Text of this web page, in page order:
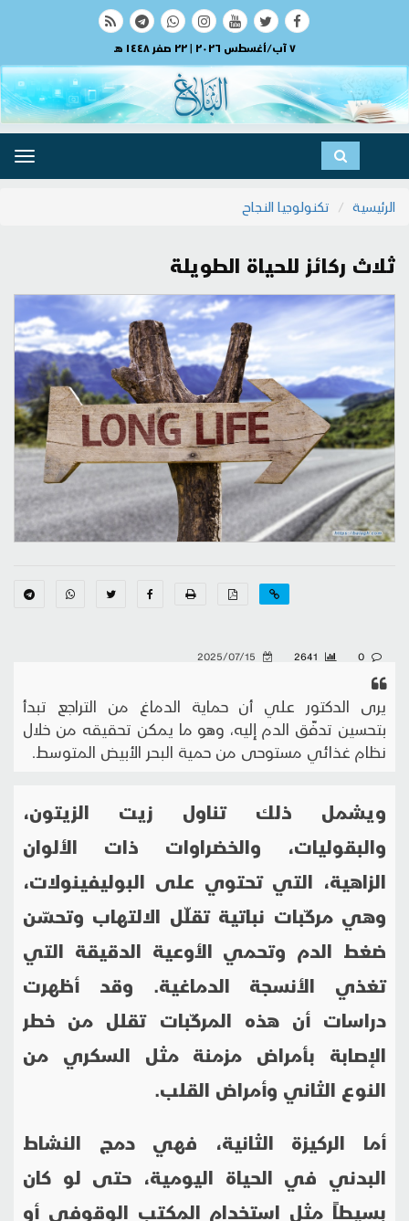
٧ آب/أغسطس ٢٠٢٦ | ٢٢ صفر ١٤٤٨ هـ
الرئيسية
تكنولوجيا النجاح
ثلاث ركائز للحياة الطويلة
يرى الدكتور علي أن حماية الدماغ من التراجع تبدأ
بتحسين تدفّق الدم إليه، وهو ما يمكن تحقيقه من خلال
نظام غذائي مستوحى من حمية البحر الأبيض المتوسط.
ويشمل ذلك تناول زيت الزيتون،
والبقوليات، والخضراوات ذات الألوان
الزاهية، التي تحتوي على البوليفينولات،
وهي مركّبات نباتية تقلّل الالتهاب وتحسّن
ضغط الدم وتحمي الأوعية الدقيقة التي
تغذي الأنسجة الدماغية. وقد أظهرت
دراسات أن هذه المركّبات تقلل من خطر
الإصابة بأمراض مزمنة مثل السكري من
النوع الثاني وأمراض القلب.
أما الركيزة الثانية، فهي دمج النشاط
البدني في الحياة اليومية، حتى لو كان
بسيطاً مثل استخدام المكتب الوقوفي أو